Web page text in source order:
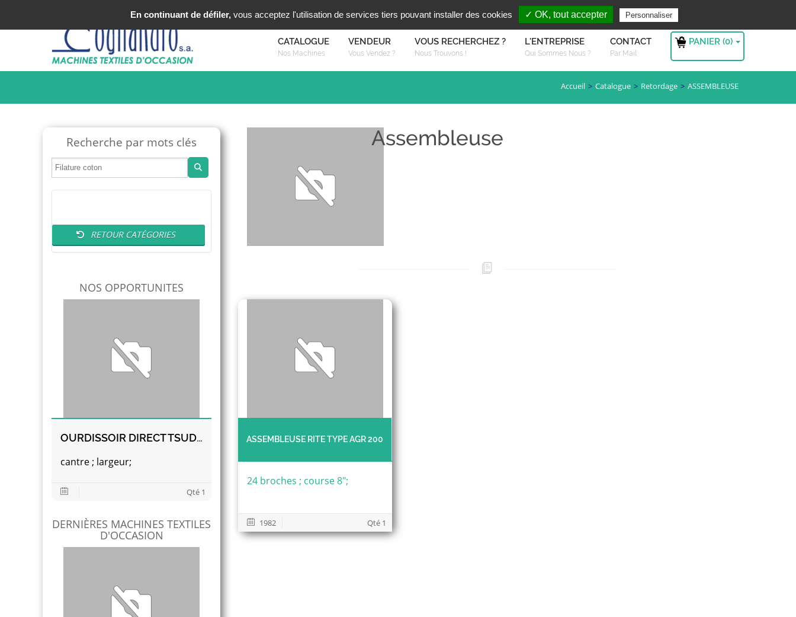
Tel : +33 (0)3 20 25 49 49 S'authentifier
Vous recherchez ?
CATALOGUE
Nos Machines
VENDEUR
Vous Vendez ?
VOUS RECHERCHEZ ?
Nous Trouvons !
L'ENTREPRISE
Qui Sommes Nous ?
CONTACT
Par Mail
PANIER (0)
Accueil Catalogue Retordage ASSEMBLEUSE
Recherche par mots clés
RETOUR CATÉGORIES
NOS OPPORTUNITES
OURDISSOIR DIRECT TSUDAKOMA
cantre ; largeur;
Qté 1
DERNIÈRES MACHINES TEXTILES
D'OCCASION
Assembleuse
ASSEMBLEUSE RITE TYPE AGR 200
24 broches ; course 8";
1982 Qté 1
En continuant de défiler,vous acceptez l'utilisation de services tiers pouvant installer des cookies ✓ OK, tout accepter Personnaliser